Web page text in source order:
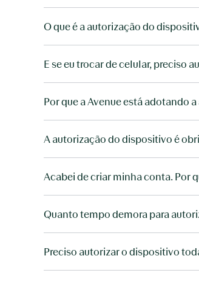
O que é a autorização do
E se eu trocar de celular, preciso
Por que a Avenue está adotando
A autorização do dispositivo é
Acabei de criar minha conta. Por
Quanto tempo demora para
Preciso autorizar o dispositivo